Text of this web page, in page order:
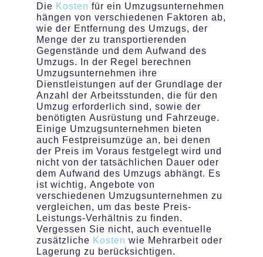
Die Kosten für ein Umzugsunternehmen
hängen von verschiedenen Faktoren ab,
wie der Entfernung des Umzugs, der
Menge der zu transportierenden
Gegenstände und dem Aufwand des
Umzugs. In der Regel berechnen
Umzugsunternehmen ihre
Dienstleistungen auf der Grundlage der
Anzahl der Arbeitsstunden, die für den
Umzug erforderlich sind, sowie der
benötigten Ausrüstung und Fahrzeuge.
Einige Umzugsunternehmen bieten
auch Festpreisumzüge an, bei denen
der Preis im Voraus festgelegt wird und
nicht von der tatsächlichen Dauer oder
dem Aufwand des Umzugs abhängt. Es
ist wichtig, Angebote von
verschiedenen Umzugsunternehmen zu
vergleichen, um das beste Preis-
Leistungs-Verhältnis zu finden.
Vergessen Sie nicht, auch eventuelle
zusätzliche Kosten wie Mehrarbeit oder
Lagerung zu berücksichtigen.